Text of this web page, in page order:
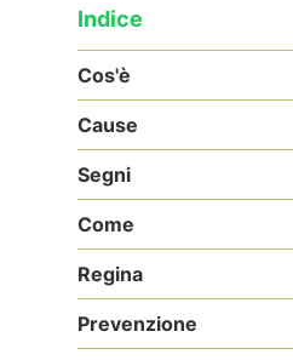
Indice
Cos'è
Cause
Segni
Come
Regina
Prevenzione